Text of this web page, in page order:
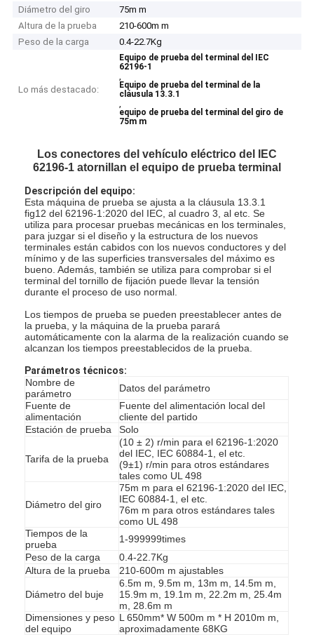
Diámetro del giro
75m m
Altura de la prueba
210-600m m
Peso de la carga
0.4-22.7Kg
Lo más destacado:
Equipo de prueba del terminal del IEC
62196-1
,
Equipo de prueba del terminal de la
cláusula 13.3.1
,
equipo de prueba del terminal del giro de
75m m
Los conectores del vehículo eléctrico del IEC
62196-1 atornillan el equipo de prueba terminal
Descripción del equipo:
Esta máquina de prueba se ajusta a la cláusula 13.3.1
fig12 del 62196-1:2020 del IEC, al cuadro 3, al etc. Se
utiliza para procesar pruebas mecánicas en los terminales,
para juzgar si el diseño y la estructura de los nuevos
terminales están cabidos con los nuevos conductores y del
mínimo y de las superficies transversales del máximo es
bueno. Además, también se utiliza para comprobar si el
terminal del tornillo de fijación puede llevar la tensión
durante el proceso de uso normal.
Los tiempos de prueba se pueden preestablecer antes de
la prueba, y la máquina de la prueba parará
automáticamente con la alarma de la realización cuando se
alcanzan los tiempos preestablecidos de la prueba.
Parámetros técnicos:
Nombre de
parámetro
Datos del parámetro
Fuente de
alimentación
Fuente del alimentación local del
cliente del partido
Estación de prueba
Solo
Tarifa de la prueba
(10 ± 2) r/min para el 62196-1:2020
del IEC, IEC 60884-1, el etc.
(9±1) r/min para otros estándares
tales como UL 498
Diámetro del giro
75m m para el 62196-1:2020 del IEC,
IEC 60884-1, el etc.
76m m para otros estándares tales
como UL 498
Tiempos de la
prueba
1-999999times
Peso de la carga
0.4-22.7Kg
Altura de la prueba
210-600m m ajustables
Diámetro del buje
6.5m m, 9.5m m, 13m m, 14.5m m,
15.9m m, 19.1m m, 22.2m m, 25.4m
m, 28.6m m
Dimensiones y peso
del equipo
L 650mm* W 500m m * H 2010m m,
aproximadamente 68KG